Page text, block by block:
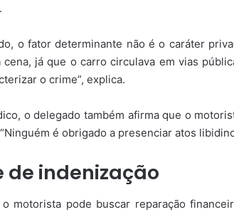
o fator determinante não é o caráter
já que o carro circulava em vias
o crime”, explica.
o delegado também afirma que o
é obrigado a presenciar atos
de indenização
motorista pode buscar reparação